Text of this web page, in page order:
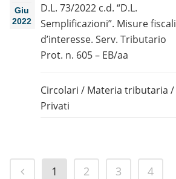
Giu
2022
D.L. 73/2022 c.d. “D.L.
Semplificazioni”. Misure fiscali
d’interesse. Serv. Tributario
Prot. n. 605 – EB/aa
Circolari / Materia tributaria /
Privati
1 2 3
4